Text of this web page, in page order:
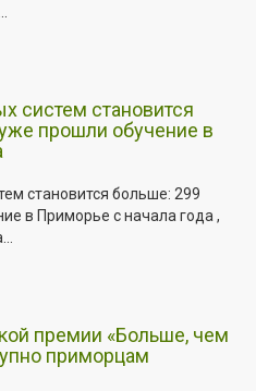
систем становится
прошли обучение в
становится больше: 299
в Приморье с начала года ,
премии «Больше, чем
приморцам